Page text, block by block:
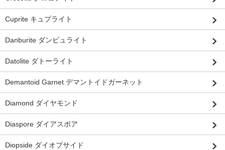
Cuprite キュプライト
Danburite ダンビュライト
Datolite ダトーライト
Demantoid Garnet デマントイドガーネット
Diamond ダイヤモンド
Diaspore ダイアスポア
Diopside ダイオプサイド